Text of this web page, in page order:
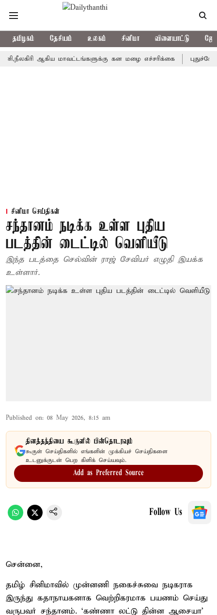
தமிழகம் தேசியம் உலகம் சினிமா விளையாட்டு
ஆகிய மாவட்டங்களுக்கு கன மழை எச்சரிக்கை புதுச்சேரி
சினிமா செய்திகள்
சந்தானம் நடிக்க உள்ள புதிய
படத்தின் டைட்டில் வெளியீடு
இந்த படத்தை செல்வின் ராஜ் சேவியர் எழுதி இயக்க
உள்ளார்.
Published on: 08 May 2026, 8:15 am
தினத்தந்தியை கூகுளில் பின்தொடரவும்
கூகுள் செய்திகளில் எங்களின் முக்கியச் செய்திகளை
உடனுக்குடன் பெற கிளிக் செய்யவும்.
Add as Preferred Source
Follow Us
சென்னை,
தமிழ் சினிமாவில் முன்னணி நகைச்சுவை நடிகராக
இருந்து கதாநாயகனாக வெற்றிகரமாக பயணம் செய்து
வருபவர் சந்தானம். ‘கண்ணா லட்டு தின்ன ஆசையா’